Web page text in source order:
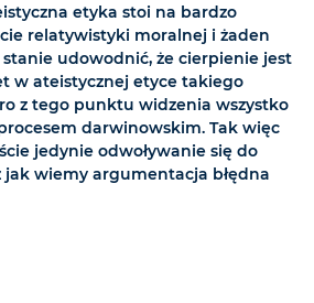
etyka stoi na bardzo
relatywistyki moralnej i żaden
udowodnić, że cierpienie jest
w ateistycznej etyce takiego
z tego punktu widzenia wszystko
darwinowskim. Tak więc
jedynie odwoływanie się do
wiemy argumentacja błędna